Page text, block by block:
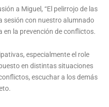
a Miguel, “El pelirrojo de las
sesión con nuestro alumnado
en la prevención de conflictos.
especialmente el role
en distintas situaciones
escuchar a los demás